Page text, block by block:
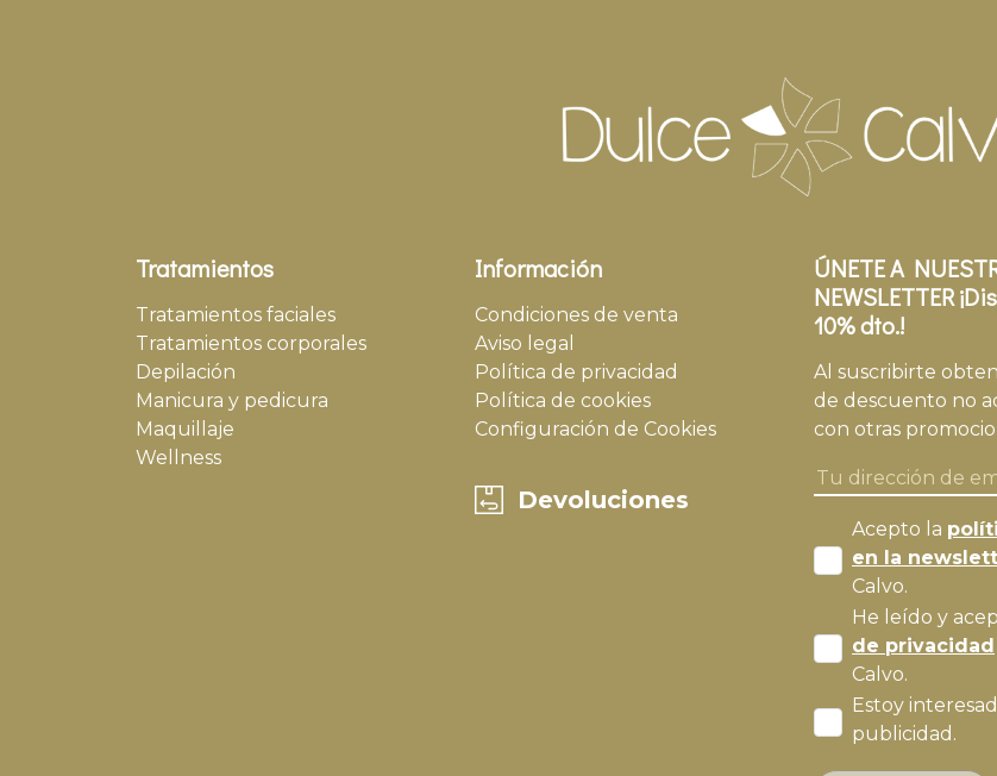
Tratamientos
Tratamientos faciales
Tratamientos corporales
Depilación
Manicura y pedicura
Maquillaje
Wellness
Información
Condiciones de venta
Aviso legal
Política de privacidad
Política de cookies
Configuración de Cookies
Devoluciones
ÚNETE A
NEWSLETTER
10% dto.!
Al suscribirte
de descuento no
con otras
Acepto la
en la
Calvo.
He leído y
de privacidad
Calvo.
Estoy
publicidad.